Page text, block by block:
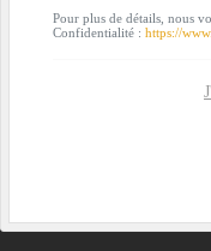
Pour plus de détails, nous
Confidentialité : https://